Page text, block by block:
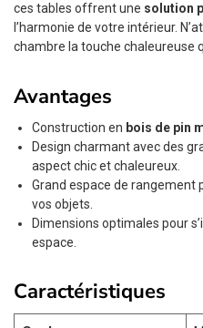
ces tables offrent une solution
l’harmonie de votre intérieur.
chambre la touche chaleureuse
Avantages
Construction en bois de pin
Design charmant avec des
aspect chic et chaleureux.
Grand espace de rangement
vos objets.
Dimensions optimales pour
espace.
Caractéristiques